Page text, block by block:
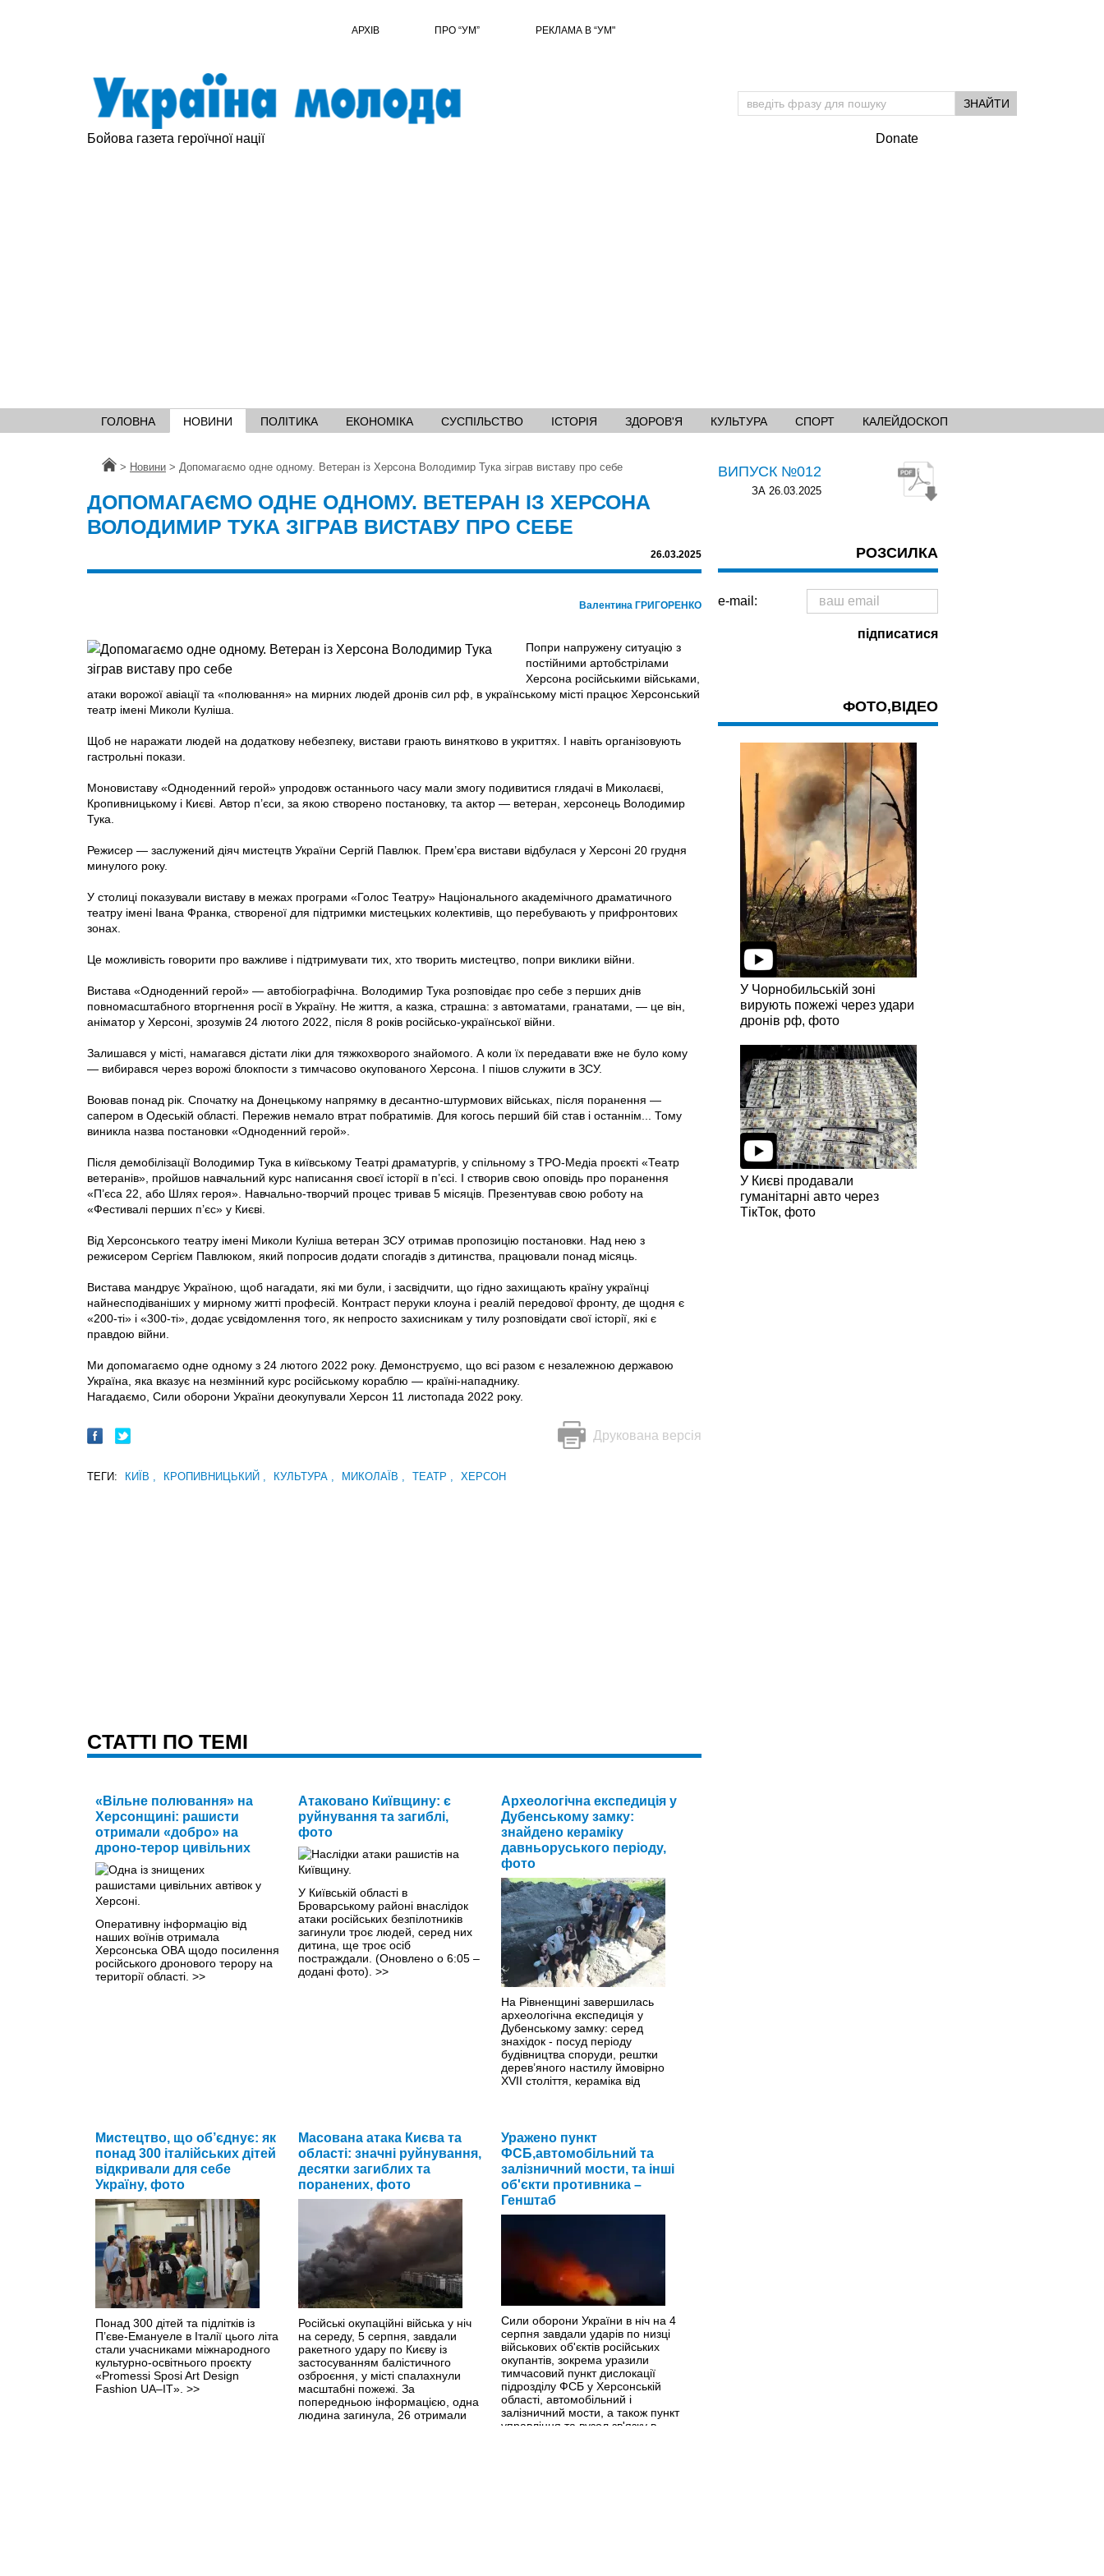
АРХІВ ПРО “УМ” РЕКЛАМА В “УМ"
Бойова газета героїчної нації Donate
ГОЛОВНА НОВИНИ ПОЛІТИКА ЕКОНОМІКА СУСПІЛЬСТВО ІСТОРІЯ ЗДОРОВ'Я КУЛЬТУРА СПОРТ КАЛЕЙДОСКОП
Головна
> Новини > Допомагаємо одне одному. Ветеран із Херсона Володимир Тука зіграв виставу про себе
ДОПОМАГАЄМО ОДНЕ ОДНОМУ. ВЕТЕРАН ІЗ ХЕРСОНА
ВОЛОДИМИР ТУКА ЗІГРАВ ВИСТАВУ ПРО СЕБЕ
26.03.2025
Валентина ГРИГОРЕНКО
Попри напружену ситуацію з
постійними артобстрілами
Херсона російськими військами,
атаки ворожої авіації та «полювання» на мирних людей дронів сил рф, в українському місті працює Херсонський
театр імені Миколи Куліша.
Щоб не наражати людей на додаткову небезпеку, вистави грають винятково в укриттях. І навіть організовують
гастрольні покази.
Моновиставу «Одноденний герой» упродовж останнього часу мали змогу подивитися глядачі в Миколаєві,
Кропивницькому і Києві. Автор п’єси, за якою створено постановку, та актор — ветеран, херсонець Володимир
Тука.
Режисер — заслужений діяч мистецтв України Сергій Павлюк. Прем’єра вистави відбулася у Херсоні 20 грудня
минулого року.
У столиці показували виставу в межах програми «Голос Театру» Національного академічного драматичного
театру імені Івана Франка, створеної для підтримки мистецьких колективів, що перебувають у прифронтових
зонах.
Це можливість говорити про важливе і підтримувати тих, хто творить мистецтво, попри виклики війни.
Вистава «Одноденний герой» — автобіографічна. Володимир Тука розповідає про себе з перших днів
повномасштабного вторгнення росії в Україну. Не життя, а казка, страшна: з автоматами, гранатами, — це він,
аніматор у Херсоні, зрозумів 24 лютого 2022, після 8 років російсько-української війни.
Залишався у місті, намагався дістати ліки для тяжкохворого знайомого. А коли їх передавати вже не було кому
— вибирався через ворожі блокпости з тимчасово окупованого Херсона. І пішов служити в ЗСУ.
Воював понад рік. Спочатку на Донецькому напрямку в десантно-штурмових військах, після поранення —
сапером в Одеській області. Пережив немало втрат побратимів. Для когось перший бій став і останнім... Тому
виникла назва постановки «Одноденний герой».
Після демобілізації Володимир Тука в київському Театрі драматургів, у спільному з ТРО-Медіа проєкті «Театр
ветеранів», пройшов навчальний курс написання своєї історії в п’єсі. І створив свою оповідь про поранення
«П’єса 22, або Шлях героя». Навчально-творчий процес тривав 5 місяців. Презентував свою роботу на
«Фестивалі перших п’єс» у Києві.
Від Херсонського театру імені Миколи Куліша ветеран ЗСУ отримав пропозицію постановки. Над нею з
режисером Сергієм Павлюком, який попросив додати спогадів з дитинства, працювали понад місяць.
Вистава мандрує Україною, щоб нагадати, які ми були, і засвідчити, що гідно захищають країну українці
найнесподіваніших у мирному житті професій. Контраст перуки клоуна і реалій передової фронту, де щодня є
«200-ті» і «300-ті», додає усвідомлення того, як непросто захисникам у тилу розповідати свої історії, які є
правдою війни.
Ми допомагаємо одне одному з 24 лютого 2022 року. Демонструємо, що всі разом є незалежною державою
Україна, яка вказує на незмінний курс російському кораблю — країні-нападнику.
Нагадаємо, Сили оборони України деокупували Херсон 11 листопада 2022 року.
Друкована версія
ТЕГИ: КИЇВ КРОПИВНИЦЬКИЙ КУЛЬТУРА МИКОЛАЇВ ТЕАТР ХЕРСОН
CТАТТІ ПО ТЕМІ
«Вільне полювання» на
Херсонщині: рашисти
отримали «добро» на
дроно-терор цивільних
Оперативну інформацію від
наших воїнів отримала
Херсонська ОВА щодо посилення
російського дронового терору на
території області. >>
Атаковано Київщину: є
руйнування та загиблі,
фото
У Київській області в
Броварському районі внаслідок
атаки російських безпілотників
загинули троє людей, серед них
дитина, ще троє осіб
постраждали. (Оновлено о 6:05 –
додані фото). >>
Археологічна експедиція у
Дубенському замку:
знайдено кераміку
давньоруського періоду,
фото
На Рівненщині завершилась
археологічна експедиція у
Дубенському замку: серед
знахідок - посуд періоду
будівництва споруди, рештки
дерев’яного настилу ймовірно
ХVІІ століття, кераміка від
Мистецтво, що об’єднує: як
понад 300 італійських дітей
відкривали для себе
Україну, фото
Понад 300 дітей та підлітків із
П’єве-Емануеле в Італії цього літа
стали учасниками міжнародного
культурно-освітнього проєкту
«Promessi Sposi Art Design
Fashion UA–IT». >>
Масована атака Києва та
області: значні руйнування,
десятки загиблих та
поранених, фото
Російські окупаційні війська у ніч
на середу, 5 серпня, завдали
ракетного удару по Києву із
застосуванням балістичного
озброєння, у місті спалахнули
масштабні пожежі. За
попередньою інформацією, одна
людина загинула, 26 отримали
Уражено пункт
ФСБ,автомобільний та
залізничний мости, та інші
об'єкти противника –
Генштаб
Сили оборони України в ніч на 4
серпня завдали ударів по низці
військових об'єктів російських
окупантів, зокрема уразили
тимчасовий пункт дислокації
підрозділу ФСБ у Херсонській
області, автомобільний і
залізничний мости, а також пункт
управління та вузол зв'язку в
ВИПУСК №012
ЗА 26.03.2025
РОЗСИЛКА
e-mail:
ФОТО,ВІДЕО
У Чорнобильській зоні
вирують пожежі через удари
дронів рф, фото
У Києві продавали
гуманітарні авто через
ТікТок, фото